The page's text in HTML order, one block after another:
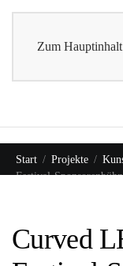
Zum
Start Projekte
Festival-
Curved